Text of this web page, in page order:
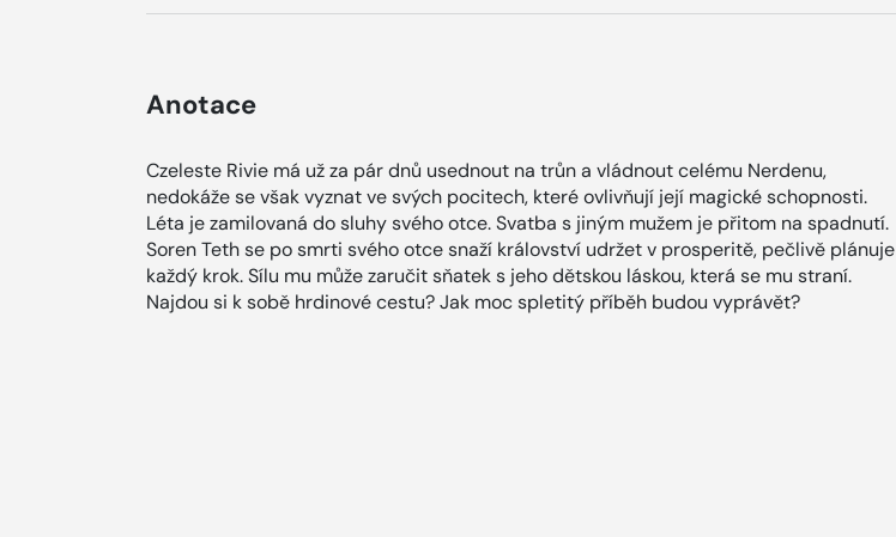
Anotace
Czeleste Rivie má už za pár dnů usednout na trůn a vládnout celému Nerdenu,
nedokáže se však vyznat ve svých pocitech, které ovlivňují její magické schopnosti.
Léta je zamilovaná do sluhy svého otce. Svatba s jiným mužem je přitom na spadnutí.
Soren Teth se po smrti svého otce snaží království udržet v prosperitě, pečlivě plánuje
každý krok. Sílu mu může zaručit sňatek s jeho dětskou láskou, která se mu straní.
Najdou si k sobě hrdinové cestu? Jak moc spletitý příběh budou vyprávět?